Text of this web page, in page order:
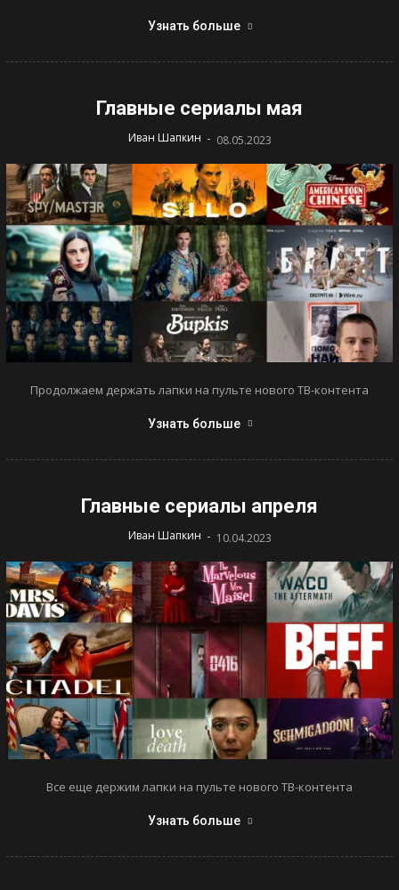
Узнать больше
Главные сериалы мая
Иван Шапкин - 08.05.2023
Продолжаем держать лапки на пульте нового ТВ-контента
Узнать больше
Главные сериалы апреля
Иван Шапкин - 10.04.2023
Все еще держим лапки на пульте нового ТВ-контента
Узнать больше